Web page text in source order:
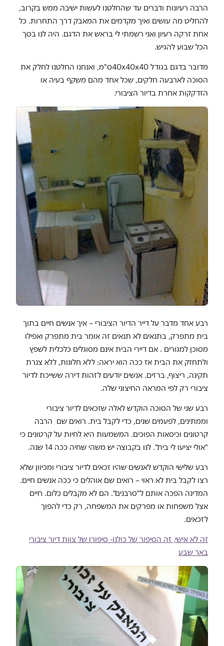
הרבה רעיונות ודברים עד שהחלטנו לעשות ישיבה ממש בקרוב,
להחליט מה עושים ואיך מקדמים את המאבק דרך התחרות. כל
אחת זרקה רעיון ואני רשמתי לי בראש את הדגם. היה לנו בסך
הכל שבוע להגיש.
מדובר בדגם בגודל 40 40x40xס"מ, ואנחנו החלטנו לחלק את
הסוכה לארבעה חלקים, שכל אחד מהם משקף בעיה או
הזדקקות אחרת בדיור הציבורי.
רבע אחד מדבר על דייר הדיור הציבורי – איך אנשים חיים בתוך
בית מתפרק, בתנאים לא תנאים זה אומר בית מתפרק ואפילו
מסוכן למגורים . אם דיירי הבית אינם מסוגלים כלכלית לשפץ
ולתחזק את הבית אז ככה הוא יראה: ללא חלונות, ללא צנרת
תקינה, ריצוף, ברזים. אנשים יודעים לזהות דירה ששייכת לדיור
ציבורי רק לפי המראה החיצוני שלה.
רבע שני של הסוכה הוקדש לאלה שזכאים לדיור ציבורי
וממתינים, לפעמים שנים, כדי לקבל בית. רואים שם הרבה
קרטונים וכיסאות הפוכים. המשמעות היא לחיות על קרטונים כי
"אולי יציעו לי בית". לנו בקבוצה יש משהי שחיה ככה 14 שנה.
רבע שלישי הוקדש לאנשים שהיו זכאים לדיור ציבורי ומכיוון שלא
רצו לקבל בית לא ראוי – רואים שם אוהלים כי ככה אנשים חיים.
המדינה הפכה אותם ל"סרבנים". הם לא מקבלים כלום. חיים
אצל משפחות או מפרקים את המשפחה, רק כדי להפוך
לזכאים.
זה לא אישי, זה הסיפור של כולנו- סיפורו של צוות דיור ציבורי
באר שבע